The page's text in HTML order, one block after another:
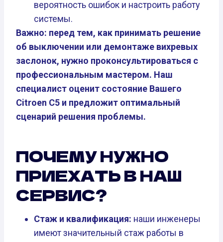
вероятность ошибок и настроить работу
системы.
Важно: перед тем, как принимать решение
об выключении или демонтаже вихревых
заслонок, нужно проконсультироваться с
профессиональным мастером. Наш
специалист оценит состояние Вашего
Citroen C5 и предложит оптимальный
сценарий решения проблемы.
ПОЧЕМУ НУЖНО
ПРИЕХАТЬ В НАШ
СЕРВИС?
Стаж и квалификация: наши инженеры
имеют значительный стаж работы в